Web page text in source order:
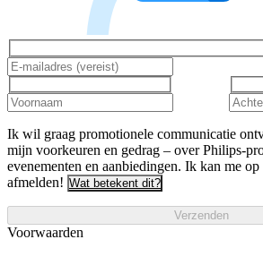
Ik wil graag promotionele communicatie
mijn voorkeuren en gedrag – over Philips-
evenementen en aanbiedingen. Ik kan me
afmelden! Wat betekent dit?
Verzenden
Voorwaarden